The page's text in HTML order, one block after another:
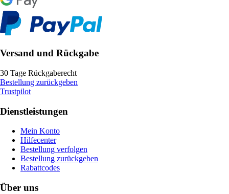
Versand und Rückgabe
30 Tage Rückgaberecht
Bestellung zurückgeben
Trustpilot
Dienstleistungen
Mein Konto
Hilfecenter
Bestellung verfolgen
Bestellung zurückgeben
Rabattcodes
Über uns